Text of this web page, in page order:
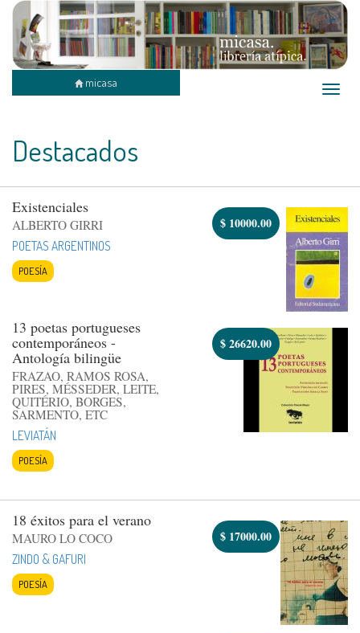
Toggle
micasa
Destacados
Existenciales
ALBERTO GIRRI
POETAS ARGENTINOS
POESÍA
$ 10000.00
13 poetas portugueses
contemporáneos -
Antología bilingüe
FRAZAO, RAMOS ROSA,
PIRES, MÉSSEDER, LEITE,
QUITÉRIO, BORGES,
SARMENTO, ETC
LEVIATÁN
POESÍA
$26620.00
18 éxitos para el verano
MAURO LO COCO
ZINDO & GAFURI
POESÍA
$ 17000.00